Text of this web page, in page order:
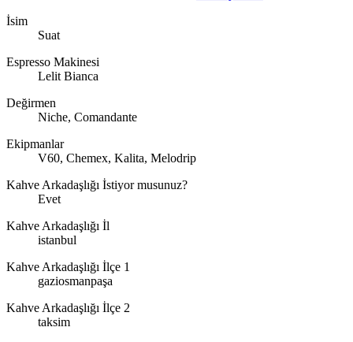
İsim
Suat
Espresso Makinesi
Lelit Bianca
Değirmen
Niche, Comandante
Ekipmanlar
V60, Chemex, Kalita, Melodrip
Kahve Arkadaşlığı İstiyor musunuz?
Evet
Kahve Arkadaşlığı İl
istanbul
Kahve Arkadaşlığı İlçe 1
gaziosmanpaşa
Kahve Arkadaşlığı İlçe 2
taksim